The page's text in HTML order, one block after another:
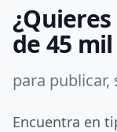
de 45
para
Encuentra en